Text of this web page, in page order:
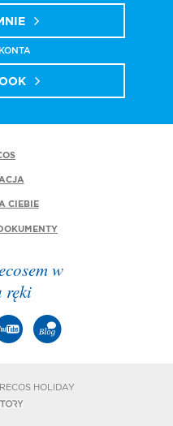
CIEBIE
w
ręki
HOLIDAY